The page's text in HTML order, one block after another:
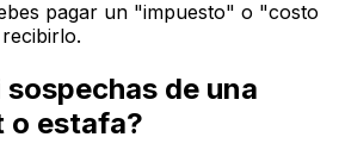
pagar un "impuesto" o "costo
sospechas de una
o estafa?